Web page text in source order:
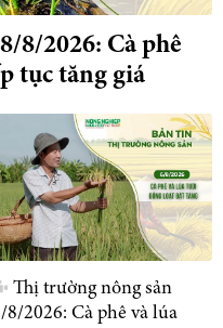
8/2026: Cà phê
tục tăng giá
Thị trường nông sản
8/2026: Cà phê và lúa